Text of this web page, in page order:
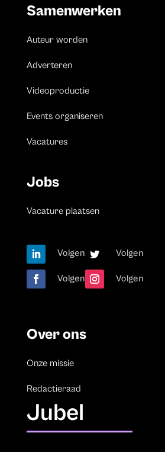
Samenwerken
Auteur worden
Adverteren
Videoproductie
Events organiseren
Vacatures
Jobs
Vacature plaatsen
Volgen Volgen
Volgen Volgen
Over ons
Onze missie
Redactieraad
Jubel